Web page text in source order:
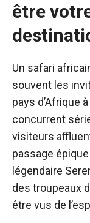
être
Un safari
souvent les
pays d’Afrique
concurrent
visiteurs
passage
légendaire
des troupeaux
être vus de